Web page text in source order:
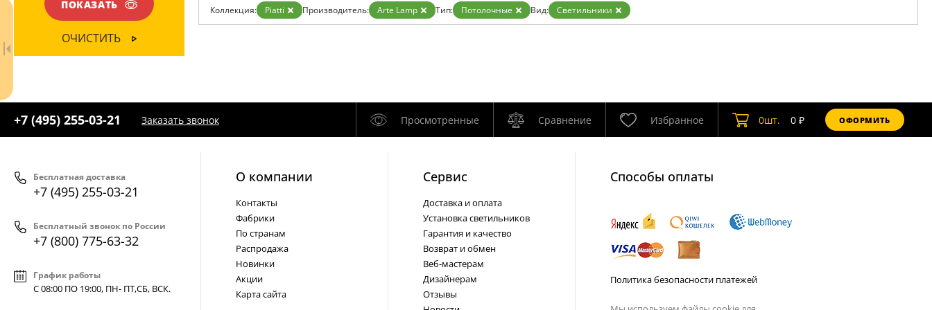
Доставка и оплата
Гарантия
Контакты
Ваш регион:Москва
+7 (800) 775-63-32
+7 (495) 255-03-21- бесплатная доставка
Бронза
Золото
Коллекция: Piatti Производитель: Arte Lamp Тип: Потолочные Вид: Светильники
ПОКАЗАТЬ
ОЧИСТИТЬ
+7 (495) 255-03-21 Заказать звонок Просмотренные Сравнение Избранное 0шт. 0₽ ОФОРМИТЬ
Бесплатная доставка
+7 (495) 255-03-21
Бесплатный звонок по России
+7 (800) 775-63-32
График работы
С 08:00 ПО 19:00, ПН- ПТ,СБ, ВСК.
О компании
Контакты
Фабрики
По странам
Распродажа
Новинки
Акции
Карта сайта
Cервис
Доставка и оплата
Установка светильников
Гарантия и качество
Возврат и обмен
Веб-мастерам
Дизайнерам
Отзывы
Способы оплаты
Политика безопасности платежей